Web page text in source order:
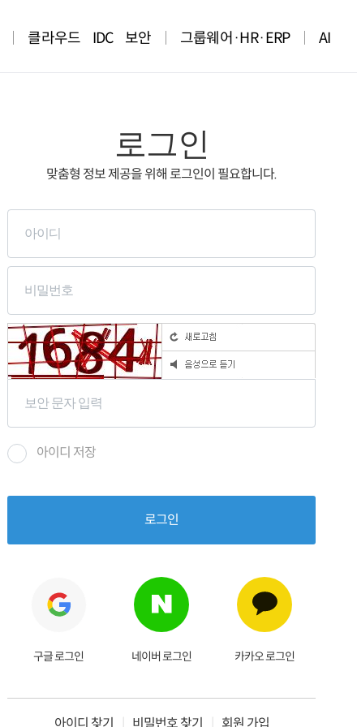
클라우드 IDC 보안 그룹웨어·HR·ERP AI
로그인
맞춤형 정보 제공을 위해 로그인이 필요합니다.
아이디 저장
로그인
구글 로그인 네이버 로그인 카카오 로그인